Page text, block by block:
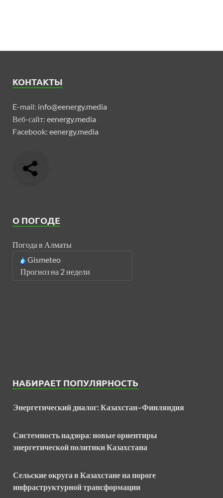
КОНТАКТЫ
E-mail: info@eenergy.media
Веб-сайт: eenergy.media
Facebook: eenergy.media
О ПОГОДЕ
Погода в Алматы
Gismeteo
Прогноз на 2 недели
НАБИРАЕТ ПОПУЛЯРНОСТЬ
Энергетический диалог: Казахстан–Финляндия
Системность надзора: новые ориентиры
энергетической политики Казахстана
Сельские округа в Казахстане на пороге
инфраструктурной трансформации